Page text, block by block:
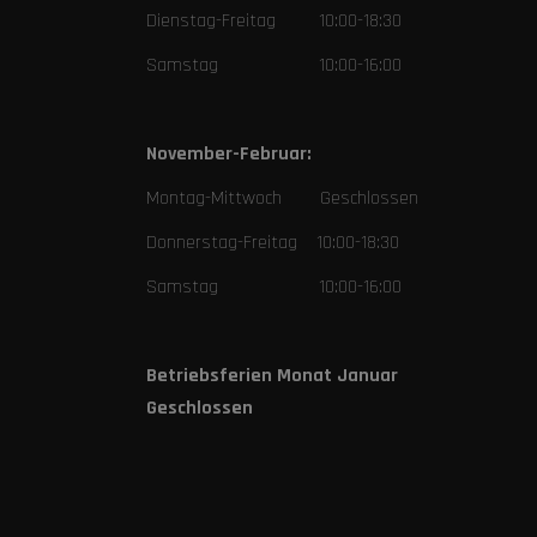
Dienstag-Freitag 10:00-18:30
Samstag 10:00-16:00
November-Februar:
Montag-Mittwoch Geschlossen
Donnerstag-Freitag 10:00-18:30
Samstag 10:00-16:00
Betriebsferien Monat Januar
Geschlossen